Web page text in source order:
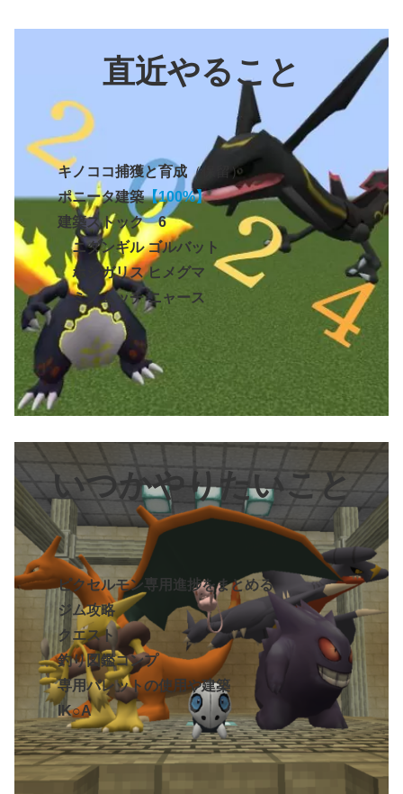
直近やること
キノココ捕獲と育成 （保留）
ポニータ建築【100%】
建築ストック6
ニダンギル ゴルバット
ホシガリス ヒメグマ
ミノムッチ ニャース
いつかやりたいこと
ピクセルモン専用進捗をまとめる
ジム攻略
クエスト
釣り図鑑コンプ
専用パレットの使用や建築
IK○A